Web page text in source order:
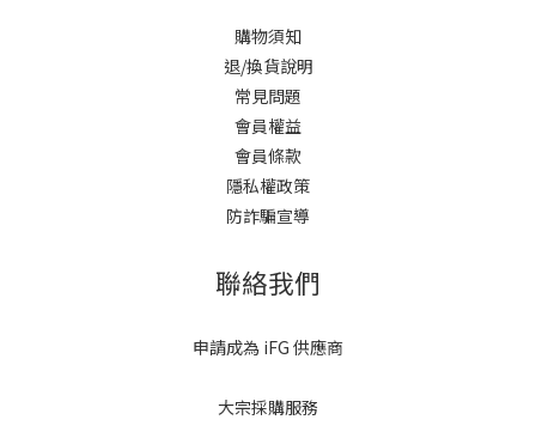
購物須知
退/換貨說明
常見問題
會員權益
會員條款
隱私權政策
防詐騙宣導
聯絡我們
申請成為 iFG 供應商
大宗採購服務